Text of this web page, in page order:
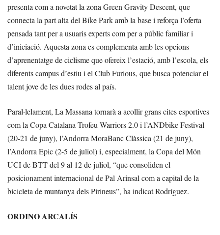
presenta com a novetat la zona Green Gravity Descent, que
connecta la part alta del Bike Park amb la base i reforça l’oferta
pensada tant per a usuaris experts com per a públic familiar i
d’iniciació. Aquesta zona es complementa amb les opcions
d’aprenentatge de ciclisme que ofereix l’estació, amb l’escola, els
diferents campus d’estiu i el Club Furious, que busca potenciar el
talent jove de les dues rodes al país.
Paral·lelament, La Massana tornarà a acollir grans cites esportives
com la Copa Catalana Trofeu Warriors 2.0 i l’ANDbike Festival
(20-21 de juny), l’Andorra MoraBanc Clàssica (21 de juny),
l’Andorra Epic (2-5 de juliol) i, especialment, la Copa del Món
UCI de BTT del 9 al 12 de juliol, “que consoliden el
posicionament internacional de Pal Arinsal com a capital de la
bicicleta de muntanya dels Pirineus”, ha indicat Rodríguez.
ORDINO ARCALÍS